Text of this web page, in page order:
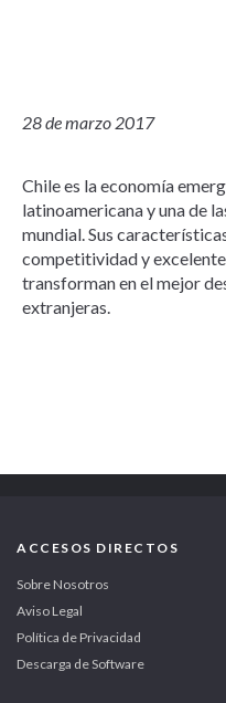
28 de marzo 2017
Chile es la economía
latinoamericana y una de
mundial. Sus
competitividad y
transforman en el mejor
extranjeras.
ACCESOS DIRECTOS
Sobre Nosotros
Aviso Legal
Política de Privacidad
Descarga de Software